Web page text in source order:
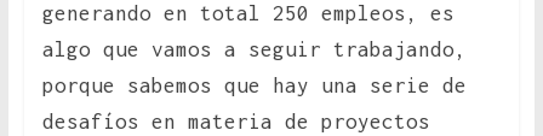
generando en total 250 empleos, es
algo que vamos a seguir trabajando,
porque sabemos que hay una serie de
desafíos en materia de proyectos